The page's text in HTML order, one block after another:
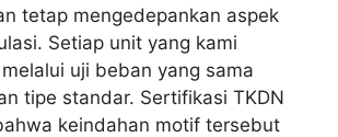
tetap mengedepankan aspek
Setiap unit yang kami
uji beban yang sama
tipe standar. Sertifikasi TKDN
keindahan motif tersebut